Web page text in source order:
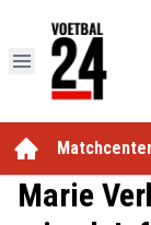
Matchcenter
Marie